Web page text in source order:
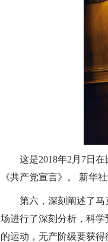
这是2018年2月7日
《共产党宣言》。 新华
第六，深刻阐述了
场进行了深刻分析，科
的运动，无产阶级要获